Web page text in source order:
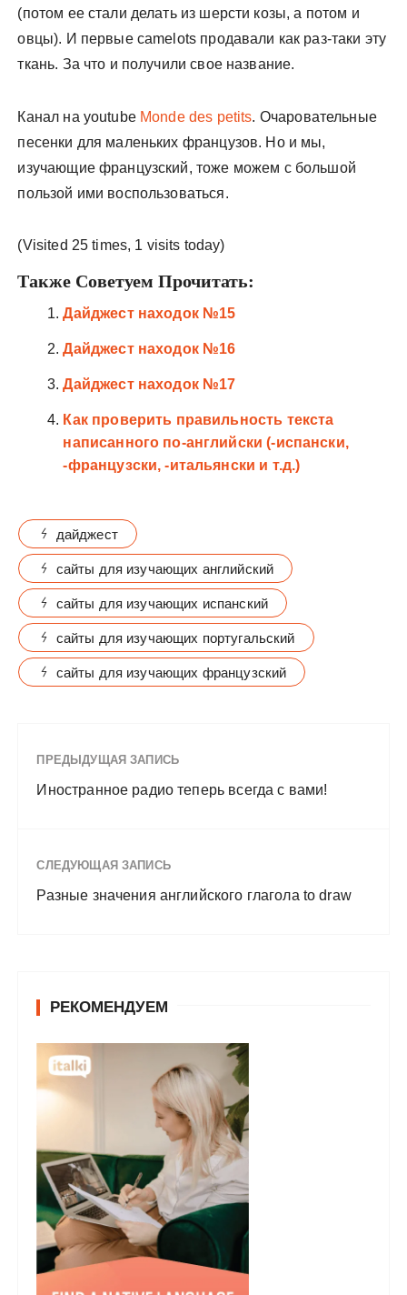
(потом ее стали делать из шерсти козы, а потом и
овцы). И первые camelots продавали как раз-таки эту
ткань. За что и получили свое название.
Канал на youtube Monde des petits. Очаровательные
песенки для маленьких французов. Но и мы,
изучающие французский, тоже можем с большой
пользой ими воспользоваться.
(Visited 25 times, 1 visits today)
Также Советуем Прочитать:
Дайджест находок №15
Дайджест находок №16
Дайджест находок №17
Как проверить правильность текста
написанного по-английски (-испански,
-французски, -итальянски и т.д.)
дайджест
сайты для изучающих английский
сайты для изучающих испанский
сайты для изучающих португальский
сайты для изучающих французский
ПРЕДЫДУЩАЯ ЗАПИСЬ
Иностранное радио теперь всегда с вами!
СЛЕДУЮЩАЯ ЗАПИСЬ
Разные значения английского глагола to draw
РЕКОМЕНДУЕМ